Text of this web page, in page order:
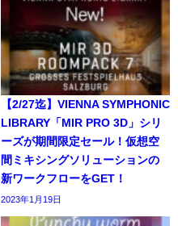
【2/27迄】VIENNA SYMPHONIC
LIBRARY「MIR PRO 3D」シリ
ーズが期間限定セール！仮想空
間ミキシングソリューションの
新ワークフローをGET！
2023年1月19日